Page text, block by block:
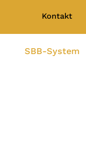
Kontakt
SBB-System